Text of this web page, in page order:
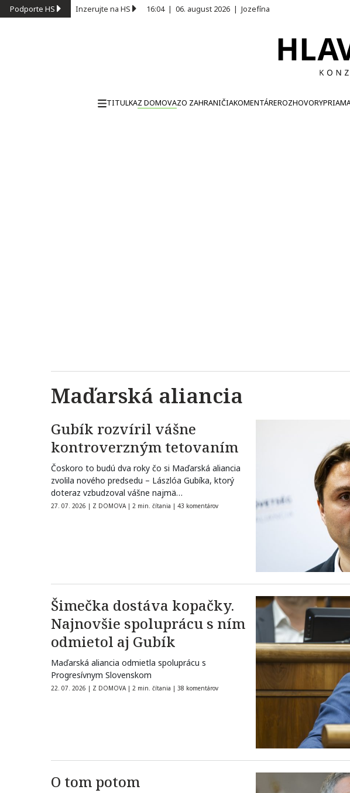
Podporte HS Inzerujte na HS 16:04| 06. august 2026 | Jozefína
TITULKAZ DOMOVAZO ZAHRANIČIAKOMENTÁREROZHOVORY
Maďarská aliancia
Gubík rozvíril vášne
kontroverzným tetovaním
Čoskoro to budú dva roky čo si Maďarská aliancia
zvolila nového predsedu – Lászlóa Gubíka, ktorý
doteraz vzbudzoval vášne najmä…
27. 07. 2026 | Z DOMOVA | 2 min. čítania | 43 komentárov
Šimečka dostáva kopačky.
Najnovšie spoluprácu s ním
odmietol aj Gubík
Maďarská aliancia odmietla spoluprácu s
Progresívnym Slovenskom
22. 07. 2026 | Z DOMOVA | 2 min. čítania | 38 komentárov
O tom potom